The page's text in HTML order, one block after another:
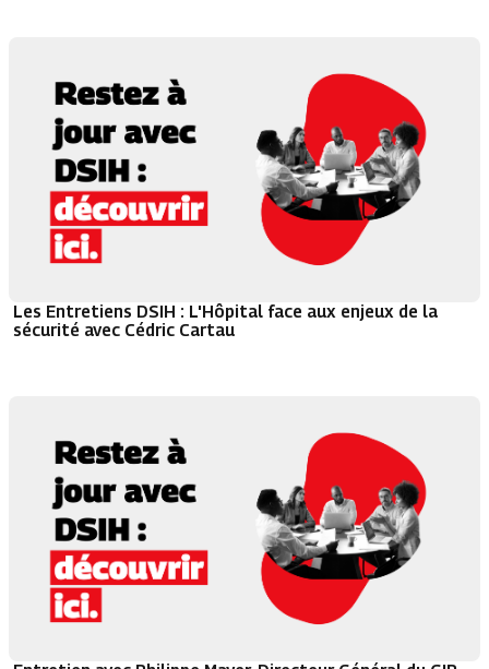
Les Entretiens DSIH : L'Hôpital face aux enjeux de la
sécurité avec Cédric Cartau